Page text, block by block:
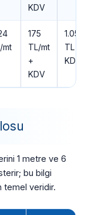
KDV
mt
175
TL/mt
+
KDV
1.051
TL +
KDV
1 metre ve 6
bu bilgi
temel veridir.